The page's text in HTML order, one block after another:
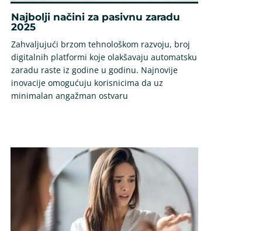
Najbolji načini za pasivnu zaradu
2025
Zahvaljujući brzom tehnološkom razvoju, broj
digitalnih platformi koje olakšavaju automatsku
zaradu raste iz godine u godinu. Najnovije
inovacije omogućuju korisnicima da uz
minimalan angažman ostvaru